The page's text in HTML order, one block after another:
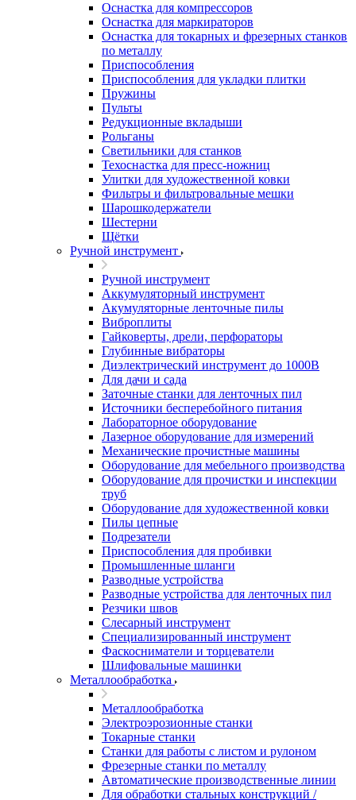
Оснастка для компрессоров
Оснастка для маркираторов
Оснастка для токарных и фрезерных станков
по металлу
Приспособления
Приспособления для укладки плитки
Пружины
Пульты
Редукционные вкладыши
Рольганы
Светильники для станков
Техоснастка для пресс-ножниц
Улитки для художественной ковки
Фильтры и фильтровальные мешки
Шарошкодержатели
Шестерни
Щётки
Ручной инструмент
Ручной инструмент
Аккумуляторный инструмент
Акумуляторные ленточные пилы
Виброплиты
Гайковерты, дрели, перфораторы
Глубинные вибраторы
Диэлектрический инструмент до 1000В
Для дачи и сада
Заточные станки для ленточных пил
Источники бесперебойного питания
Лабораторное оборудование
Лазерное оборудование для измерений
Механические прочистные машины
Оборудование для мебельного производства
Оборудование для прочистки и инспекции
труб
Оборудование для художественной ковки
Пилы цепные
Подрезатели
Приспособления для пробивки
Промышленные шланги
Разводные устройства
Разводные устройства для ленточных пил
Резчики швов
Слесарный инструмент
Специализированный инструмент
Фаскосниматели и торцеватели
Шлифовальные машинки
Металлообработка
Металлообработка
Электроэрозионные станки
Токарные станки
Станки для работы с листом и рулоном
Фрезерные станки по металлу
Автоматические производственные линии
Для обработки стальных конструкций /